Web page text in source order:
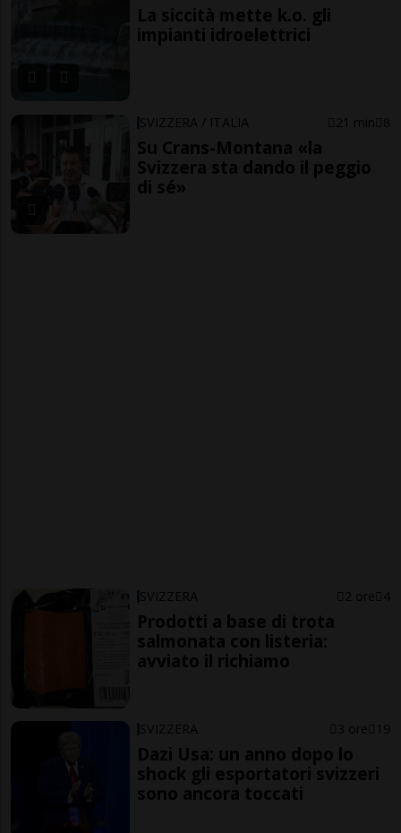
La siccità mette k.o. gli
impianti idroelettrici
SVIZZERA / ITALIA 21 min 8
Su Crans-Montana «la
Svizzera sta dando il peggio
di sé»
SVIZZERA 2 ore 4
Prodotti a base di trota
salmonata con listeria:
avviato il richiamo
SVIZZERA 3 ore 19
Dazi Usa: un anno dopo lo
shock gli esportatori svizzeri
sono ancora toccati